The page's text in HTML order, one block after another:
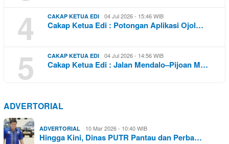
4 CAKAP KETUA EDI 04 Jul 2026 - 15:46 WIB
Cakap Ketua Edi : Potongan Aplikasi Ojol…
5 CAKAP KETUA EDI 04 Jul 2026 - 14:56 WIB
Cakap Ketua Edi : Jalan Mendalo–Pijoan M…
ADVERTORIAL
ADVERTORIAL 10 Mar 2026 - 10:40 WIB
Hingga Kini, Dinas PUTR Pantau dan Perba…